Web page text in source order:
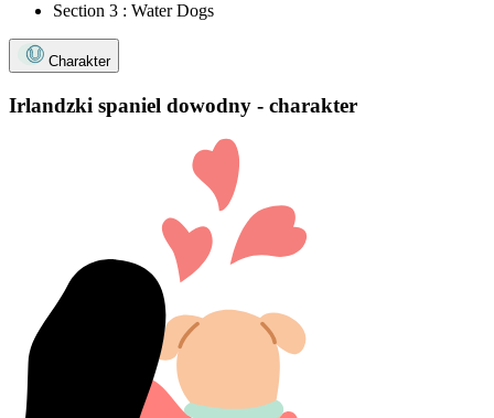
Section 3 : Water Dogs
Charakter
Irlandzki spaniel dowodny - charakter